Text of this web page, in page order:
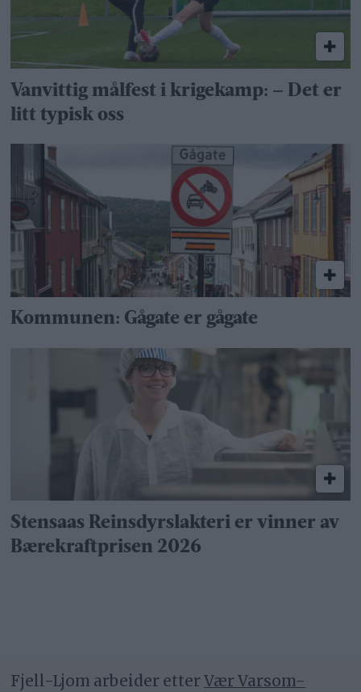
Vanvittig målfest i krigekamp: – Det er
litt typisk oss
Kommunen: Gågate er gågate
Stensaas Reinsdyrslakteri er vinner av
Bærekraftprisen 2026
Fjell-Ljom arbeider etterVær Varsom-